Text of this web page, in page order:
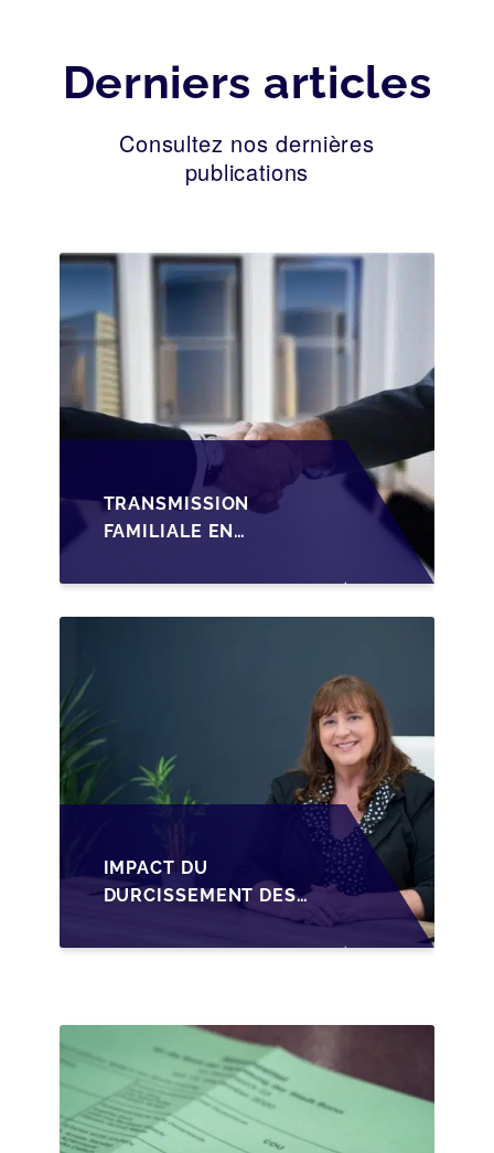
Derniers articles
Consultez nos dernières
publications
TRANSMISSION
FAMILIALE EN
STRUCTURER LA
CESSION DES PARTS
IMPACT DU
DURCISSEMENT DES
CRÉDIT SUR LA